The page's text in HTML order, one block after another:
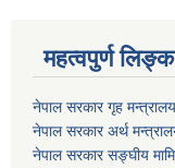
महत्वपुर्ण लिङ्क
नेपाल सरकार गृह मन्त्रालय
नेपाल सरकार अर्थ
नेपाल सरकार सङ्घीय